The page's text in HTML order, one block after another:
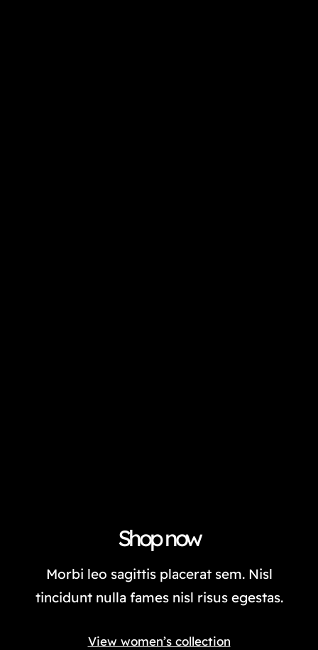
Shop now
Morbi leo sagittis placerat sem. Nisl
tincidunt nulla fames nisl risus egestas.
View women’s collection